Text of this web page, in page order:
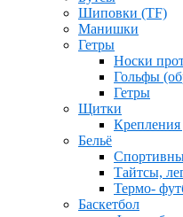
Шиповки (TF)
Манишки
Гетры
Носки
Гольфы
Гетры
Щитки
Бельё
Тайтсы,
Термо-
Баскетбол